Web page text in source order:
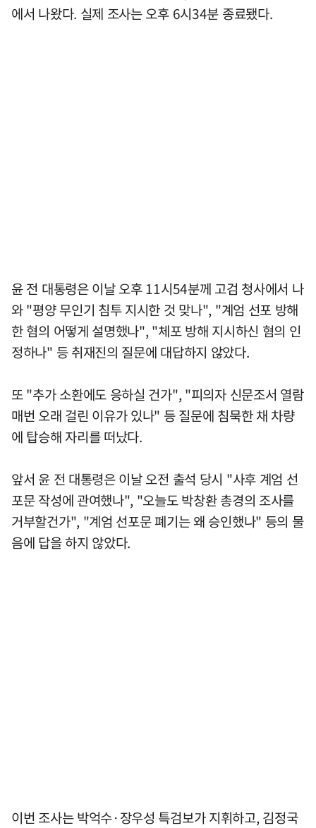
에서 나왔다. 실제 조사는 오후 6시34분 종료됐다.
윤 전 대통령은 이날 오후 11시54분께 고검 청사에서 나
와 "평양 무인기 침투 지시한 것 맞나", "계엄 선포 방해
한 혐의 어떻게 설명했나", "체포 방해 지시하신 혐의 인
정하나" 등 취재진의 질문에 대답하지 않았다.
또 "추가 소환에도 응하실 건가", "피의자 신문조서 열람
매번 오래 걸린 이유가 있나" 등 질문에 침묵한 채 차량
에 탑승해 자리를 떠났다.
앞서 윤 전 대통령은 이날 오전 출석 당시 "사후 계엄 선
포문 작성에 관여했나", "오늘도 박창환 총경의 조사를
거부할건가", "계엄 선포문 폐기는 왜 승인했나" 등의 물
음에 답을 하지 않았다.
이번 조사는 박억수·장우성 특검보가 지휘하고, 김정국